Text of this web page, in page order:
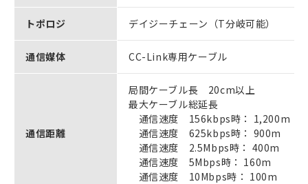
トポロジ デイジーチェーン（T分岐可能）
通信媒体 CC-Link専用ケーブル
通信距離
局間ケーブル長 20cm以上
最大ケーブル総延長
通信速度 156kbps時： 1,200m
通信速度 625kbps時： 900m
通信速度 2.5Mbps時： 400m
通信速度 5Mbps時： 160m
通信速度 10Mbps時： 100m